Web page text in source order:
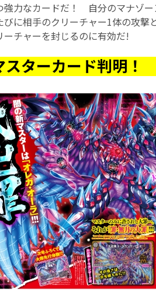
強力なカードだ！ 自分のマナゾ
に相手のクリーチャー1体の攻撃
チャーを封じるのに有効だ!
スターカード判明